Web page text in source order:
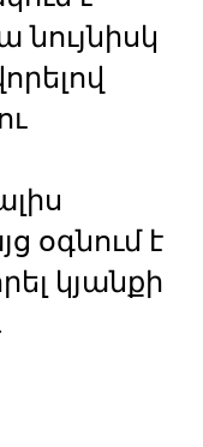
նույնիսկ
օգնում է
կյանքի